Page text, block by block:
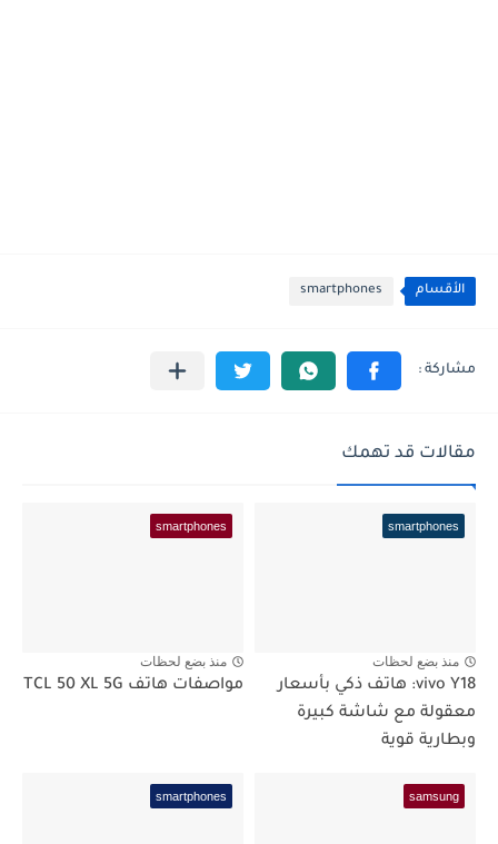
الأقسام smartphones
مقالات قد تهمك
smartphones
منذ بضع لحظات
vivo Y18: هاتف ذكي بأسعار
معقولة مع شاشة كبيرة
وبطارية قوية
smartphones
منذ بضع لحظات
مواصفات هاتف TCL 50 XL 5G
samsung
smartphones